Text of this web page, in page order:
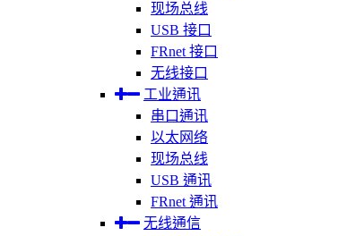
现场总线
USB 接口
FRnet 接口
无线接口
工业通讯
串口通讯
以太网络
现场总线
USB 通讯
FRnet 通讯
无线通信